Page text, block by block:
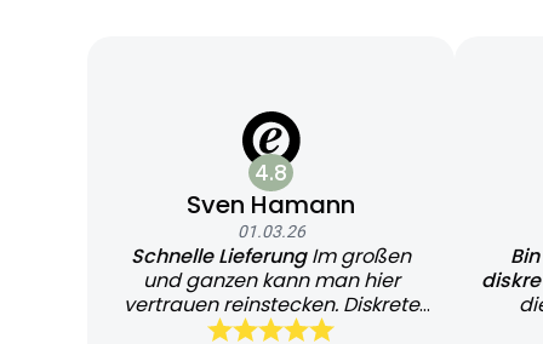
4.8
Sven Hamann
01.03.26
Schnelle LieferungIm großen
und ganzen kann man hier
vertrauen reinstecken. Diskrete
und schnelle Lieferung